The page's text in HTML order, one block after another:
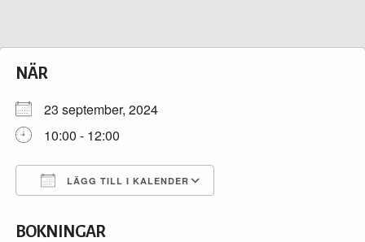
NÄR
23 september, 2024
10:00 - 12:00
LÄGG TILL I KALENDER
BOKNINGAR